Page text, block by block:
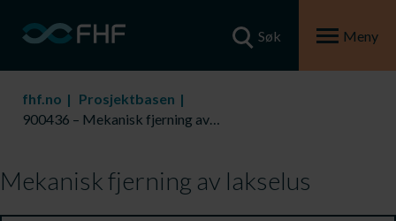
Søk Meny
fhf.no
Prosjektbasen
900436 – Mekanisk fjerning av lakselus
Mekanisk fjerning av lakselus